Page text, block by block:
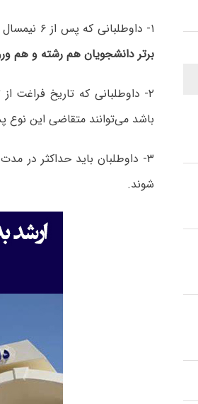
۱- داوطلبانی که پس از ۶ نیمسال تحصیلی سه چهارم واحدهای درسی خود را گذرانده باشند و
برتر دانشجویان هم رشته و هم
۲- داوطلبانی که تاریخ فراغت از تحصیل آن‌ها از
باشد می‌توانند متقاضی این نوع
۳- داوطلبان باید حداکثر در
شوند.